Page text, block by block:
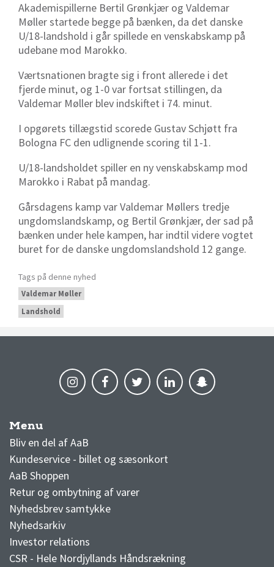
Akademispillerne Bertil Grønkjær og Valdemar
Møller startede begge på bænken, da det danske
U/18-landshold i går spillede en venskabskamp på
udebane mod Marokko.
Værtsnationen bragte sig i front allerede i det
fjerde minut, og 1-0 var fortsat stillingen, da
Valdemar Møller blev indskiftet i 74. minut.
I opgørets tillægstid scorede Gustav Schjøtt fra
Bologna FC den udlignende scoring til 1-1.
U/18-landsholdet spiller en ny venskabskamp mod
Marokko i Rabat på mandag.
Gårsdagens kamp var Valdemar Møllers tredje
ungdomslandskamp, og Bertil Grønkjær, der sad på
bænken under hele kampen, har indtil videre vogtet
buret for de danske ungdomslandshold 12 gange.
Tags på denne nyhed
Valdemar Møller
Landshold
Menu
Bliv en del af AaB
Kundeservice - billet og sæsonkort
AaB Shoppen
Retur og ombytning af varer
Nyhedsbrev samtykke
Nyhedsarkiv
Investor relations
CSR - Hele Nordjyllands Håndsrækning